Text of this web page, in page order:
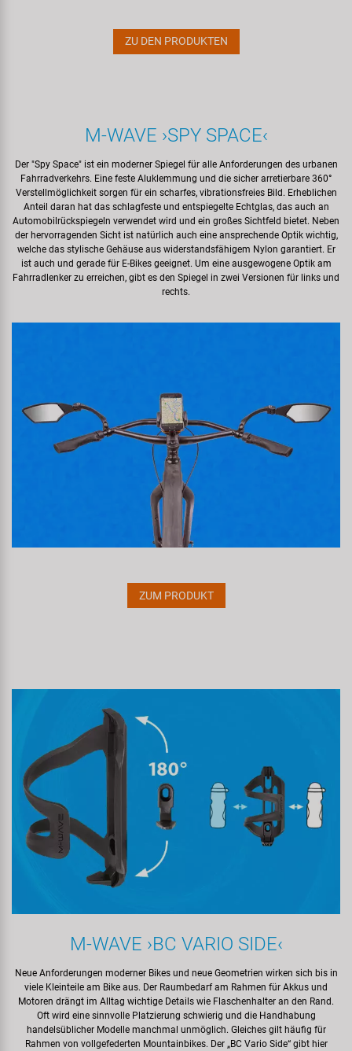
ZU DEN PRODUKTEN
M‍-‍WAVE ›SPY SPACE‹
Der "Spy Space" ist ein moderner Spiegel für alle Anforderungen des urbanen
Fahrradverkehrs. Eine feste Aluklemmung und die sicher arretierbare 360°
Verstellmöglichkeit sorgen für ein scharfes, vibrationsfreies Bild. Erheblichen
Anteil daran hat das schlagfeste und entspiegelte Echtglas, das auch an
Automobilrückspiegeln verwendet wird und ein großes Sichtfeld bietet. Neben
der hervorragenden Sicht ist natürlich auch eine ansprechende Optik wichtig,
welche das stylische Gehäuse aus widerstandsfähigem Nylon garantiert. Er
ist auch und gerade für E-Bikes geeignet. Um eine ausgewogene Optik am
Fahrradlenker zu erreichen, gibt es den Spiegel in zwei Versionen für links und
rechts.
ZUM PRODUKT
M‍-‍WAVE ›BC VARIO SIDE‹
Neue Anforderungen moderner Bikes und neue Geometrien wirken sich bis in
viele Kleinteile am Bike aus. Der Raumbedarf am Rahmen für Akkus und
Motoren drängt im Alltag wichtige Details wie Flaschenhalter an den Rand.
Oft wird eine sinnvolle Platzierung schwierig und die Handhabung
handelsüblicher Modelle manchmal unmöglich. Gleiches gilt häufig für
Rahmen von vollgefederten Mountainbikes. Der „BC Vario Side“ gibt hier